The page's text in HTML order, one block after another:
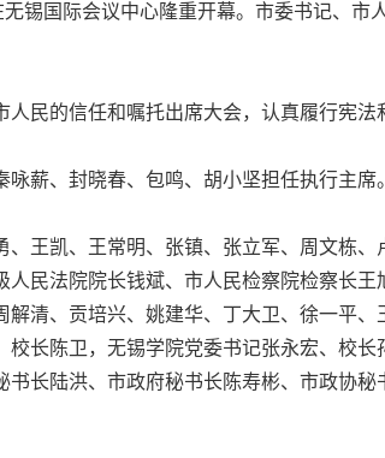
国际会议中心隆重开幕。市委书记、市
的信任和嘱托出席大会，认真履行宪法
薪、封晓春、包鸣、胡小坚担任执行主席。
凯、王常明、张镇、张立军、周文栋、
民法院院长钱斌、市人民检察院检察长王
清、贡培兴、姚建华、丁大卫、徐一平
长陈卫，无锡学院党委书记张永宏、校
长陆洪、市政府秘书长陈寿彬、市政协